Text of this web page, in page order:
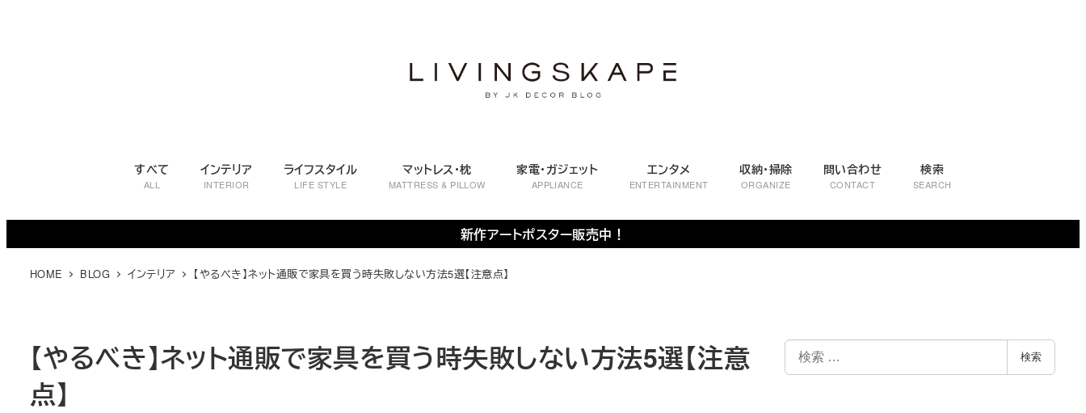
動
すべて
ALL
インテリア
INTERIOR
ライフスタイル
LIFE STYLE
マットレス・枕
MATTRESS & PILLOW
家電・ガジェット
APPLIANCE
エンタメ
ENTERTAINMENT
収納・掃除
ORGANIZE
問い合わせ
CONTACT
検索
SEARCH
新作アートポスター販売中！
HOME BLOG インテリア 【やるべき】ネット通販で家具を買う時失敗しない方法5選【注意点】
【やるべき】ネット通販で家具を買う時失敗しない方法5選【注意
点】
検
検索